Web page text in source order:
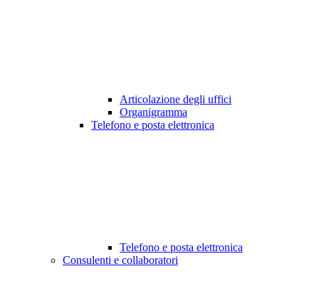
Articolazione degli uffici
Organigramma
Telefono e posta elettronica
Telefono e posta elettronica
Consulenti e collaboratori